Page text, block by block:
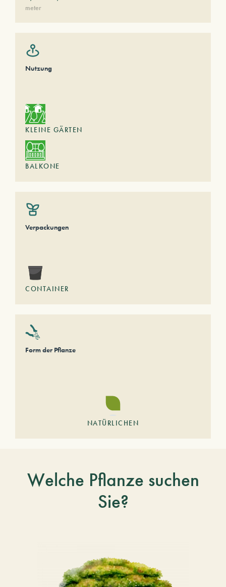
meter
Nutzung
KLEINE GÄRTEN
BALKONE
Verpackungen
CONTAINER
Form der Pflanze
NATÜRLICHEN
Welche Pflanze suchen
Sie?